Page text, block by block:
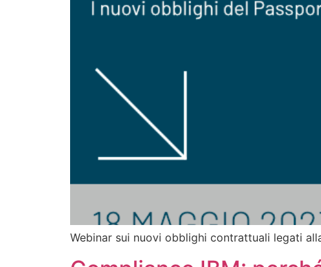
Webinar sui nuovi obblighi contrattuali legati